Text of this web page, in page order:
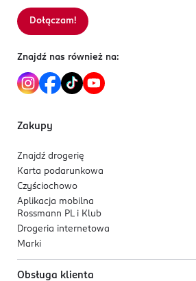
Dołączam!
Znajdź nas również na:
Zakupy
Znajdź drogerię
Karta podarunkowa
Czyściochowo
Aplikacja mobilna
Rossmann PL i Klub
Drogeria internetowa
Marki
Obsługa klienta